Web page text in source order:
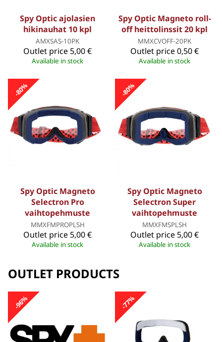
Spy Optic ajolasien
hikinauhat 10 kpl
AMXSAS-10PK
Outlet price 5,00 €
Available in stock
Spy Optic Magneto roll-
off heittolinssit 20 kpl
MMXCVOFF-20PK
Outlet price0,50 €
Available in stock
-80%
Spy Optic Magneto
Selectron Pro
vaihtopehmuste
MMXFMPROPLSH
Outlet price 5,00 €
Available in stock
-80%
Spy Optic Magneto
Selectron Super
vaihtopehmuste
MMXFMSPLSH
Outlet price 5,00 €
Available in stock
OUTLET PRODUCTS
-96% -77%